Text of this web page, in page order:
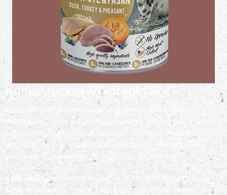
πάπια, γαλοπούλα και φασιανός
Σύνθεση:
64% γαλοπούλα (αποτελούμενη από στομάχι
γαλοπούλας, κρέας γαλοπούλας, συκώτια γαλοπούλας, καρδιές
γαλοπούλας, ζωμό γαλοπούλας), 20% πάπια (αποτελούμενη
από κρέας πάπιας, καρδιές πάπιας, στομάχι πάπιας), 10%
φασιανός, 3% κολοκύθα, 2% μύρτιλλα, 1% μέταλλα
Ανάλυση:
Ακατέργαστη πρωτεΐνη 10,4%, ακατέργαστο λίπος
5,3%, ακατέργαστη τέφρα 2,3%, ακατέργαστες ίνες 0,3%,